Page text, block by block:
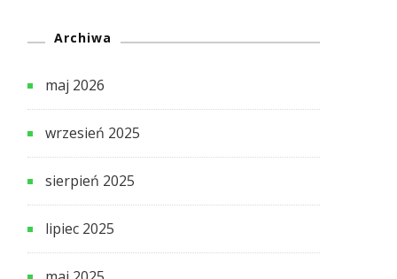
Archiwa
maj 2026
wrzesień 2025
sierpień 2025
lipiec 2025